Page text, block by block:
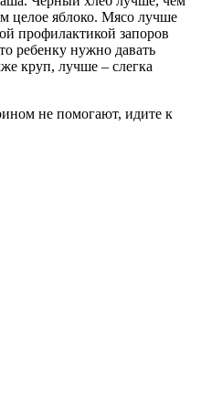
целое яблоко. Мясо лучше
профилактикой запоров
ребенку нужно давать
круп, лучше – слегка
не помогают, идите к